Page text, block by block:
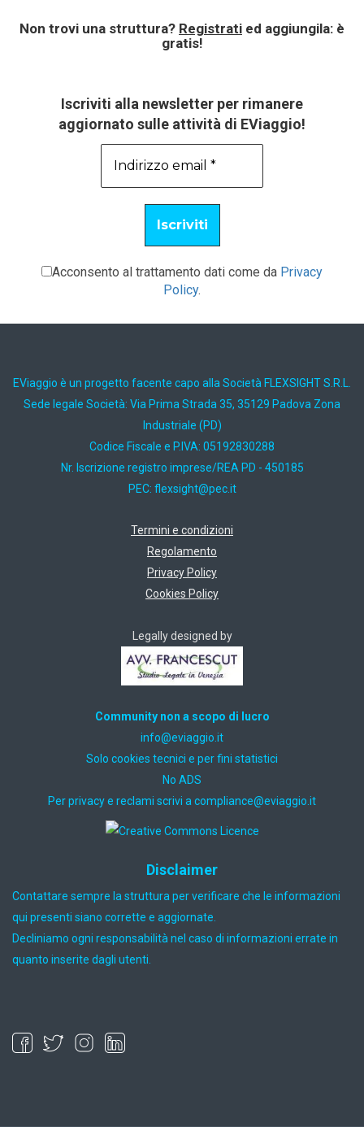
Non trovi una struttura? Registrati ed aggiungila: è
gratis!
Iscriviti alla newsletter per rimanere
aggiornato sulle attività di EViaggio!
Acconsento al trattamento dati come da Privacy
Policy.
EViaggio è un progetto facente capo alla Società FLEXSIGHT S.R.L.
Sede legale Società: Via Prima Strada 35, 35129 Padova Zona
Industriale (PD)
Codice Fiscale e P.IVA: 05192830288
Nr. Iscrizione registro imprese/REA PD - 450185
PEC: ti.cep@thgisxelf
Termini e condizioni
Regolamento
Privacy Policy
Cookies Policy
Legally designed by
Community non a scopo di lucro
ti.oiggaive@ofni
Solo cookies tecnici e per fini statistici
No ADS
Per privacy e reclami scrivi a ti.oiggaive@ecnailpmoc
Disclaimer
Contattare sempre la struttura per verificare che le informazioni
qui presenti siano corrette e aggiornate.
Decliniamo ogni responsabilità nel caso di informazioni errate in
quanto inserite dagli utenti.